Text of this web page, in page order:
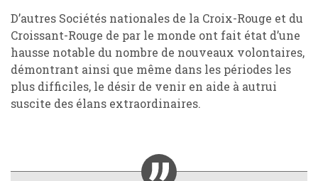
D’autres Sociétés nationales de la Croix-Rouge et du
Croissant-Rouge de par le monde ont fait état d’une
hausse notable du nombre de nouveaux volontaires,
démontrant ainsi que même dans les périodes les
plus difficiles, le désir de venir en aide à autrui
suscite des élans extraordinaires.